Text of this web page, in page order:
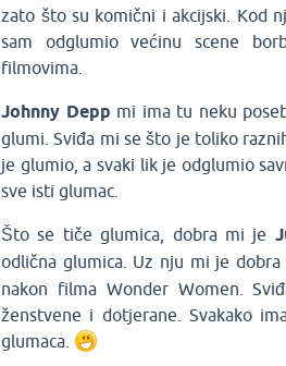
zato što su komični i akcijski. Kod
sam odglumio većinu scene
filmovima.
Johnny Depp mi ima tu neku
glumi. Sviđa mi se što je toliko
je glumio, a svaki lik je odglumio
sve isti glumac.
Što se tiče glumica, dobra mi je
odlična glumica. Uz nju mi je
nakon filma Wonder Women.
ženstvene i dotjerane. Svakako
glumaca.